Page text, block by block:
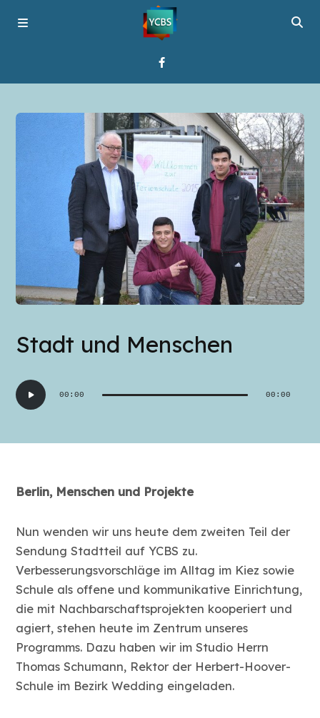
Programme
Über YCBS
Media Bridges
Stadt und Menschen
Audio-
Player
00:00 00:00
Berlin, Menschen und Projekte
Nun wenden wir uns heute dem zweiten Teil der
Sendung Stadtteil auf YCBS zu.
Verbesserungsvorschläge im Alltag im Kiez sowie
Schule als offene und kommunikative Einrichtung,
die mit Nachbarschaftsprojekten kooperiert und
agiert, stehen heute im Zentrum unseres
Programms. Dazu haben wir im Studio Herrn
Thomas Schumann, Rektor der Herbert-Hoover-
Schule im Bezirk Wedding eingeladen.